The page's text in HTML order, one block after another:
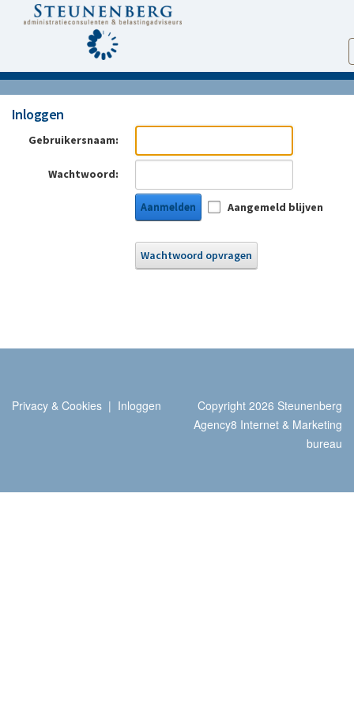
Inloggen
Gebruikersnaam:
Wachtwoord:
Aanmelden Aangemeld blijven
Wachtwoord opvragen
Privacy & Cookies | Inloggen
Copyright 2026 Steunenberg
Agency8 Internet & Marketing
bureau